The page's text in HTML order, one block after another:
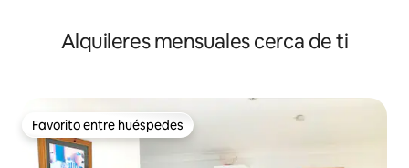
Alquileres mensuales cerca de ti
Favorito entre huéspedes
Favorito entre huéspedes